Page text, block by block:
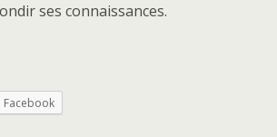
ses connaissances.
Facebook